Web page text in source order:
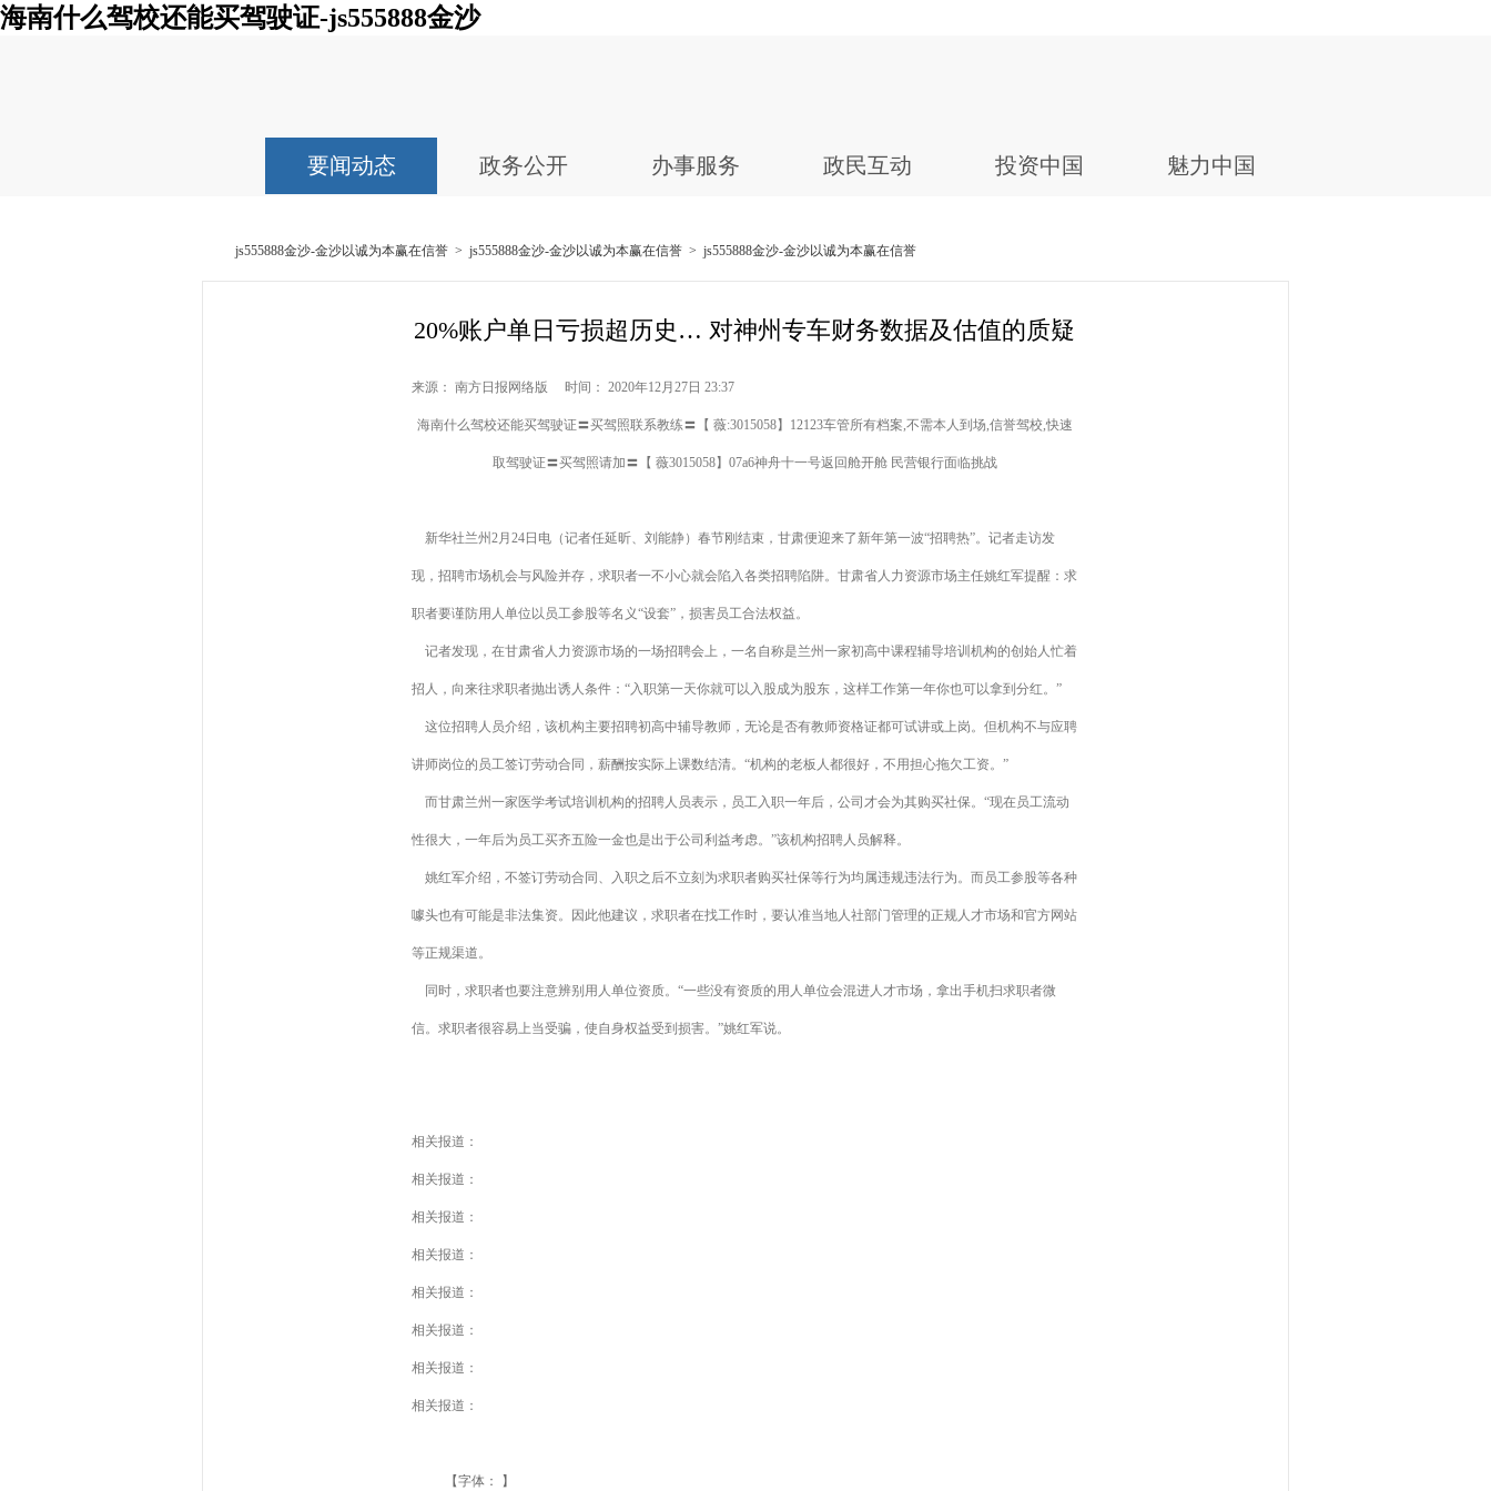
海南什么驾校还能买驾驶证-js555888金沙
要闻动态 政务公开 办事服务 政民互动 投资中国 魅力中国
js555888金沙-金沙以诚为本赢在信誉 > js555888金沙-金沙以诚为本赢在信誉 > js555888金沙-金沙以诚为本赢在信誉
20%账户单日亏损超历史… 对神州专车财务数据及估值的质疑
来源： 南方日报网络版 时间： 2020年12月27日 23:37
海南什么驾校还能买驾驶证〓买驾照联系教练〓【 薇:3015058】12123车管所有档案,不需本人到场,信誉驾校,快速
取驾驶证〓买驾照请加〓【 薇3015058】07a6神舟十一号返回舱开舱 民营银行面临挑战
新华社兰州2月24日电（记者任延昕、刘能静）春节刚结束，甘肃便迎来了新年第一波“招聘热”。记者走访发
现，招聘市场机会与风险并存，求职者一不小心就会陷入各类招聘陷阱。甘肃省人力资源市场主任姚红军提醒：求
职者要谨防用人单位以员工参股等名义“设套”，损害员工合法权益。
记者发现，在甘肃省人力资源市场的一场招聘会上，一名自称是兰州一家初高中课程辅导培训机构的创始人忙着
招人，向来往求职者抛出诱人条件：“入职第一天你就可以入股成为股东，这样工作第一年你也可以拿到分红。”
这位招聘人员介绍，该机构主要招聘初高中辅导教师，无论是否有教师资格证都可试讲或上岗。但机构不与应聘
讲师岗位的员工签订劳动合同，薪酬按实际上课数结清。“机构的老板人都很好，不用担心拖欠工资。”
而甘肃兰州一家医学考试培训机构的招聘人员表示，员工入职一年后，公司才会为其购买社保。“现在员工流动
性很大，一年后为员工买齐五险一金也是出于公司利益考虑。”该机构招聘人员解释。
姚红军介绍，不签订劳动合同、入职之后不立刻为求职者购买社保等行为均属违规违法行为。而员工参股等各种
噱头也有可能是非法集资。因此他建议，求职者在找工作时，要认准当地人社部门管理的正规人才市场和官方网站
等正规渠道。
同时，求职者也要注意辨别用人单位资质。“一些没有资质的用人单位会混进人才市场，拿出手机扫求职者微
信。求职者很容易上当受骗，使自身权益受到损害。”姚红军说。
相关报道：
相关报道：
相关报道：
相关报道：
相关报道：
相关报道：
相关报道：
相关报道：
【字体： 】